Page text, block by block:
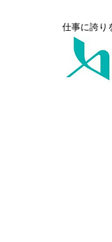
仕事に誇り